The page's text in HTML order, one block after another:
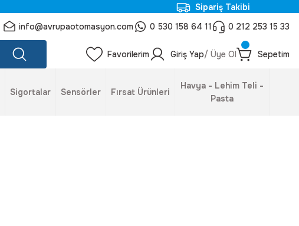
Sipariş Takibi
info@avrupaotomasyon.com 0 530 158 64 11 0 212 253 15 33
Favorilerim Giriş Yap/ Üye Ol Sepetim
Sigortalar Sensörler Fırsat Ürünleri
Havya - Lehim Teli -
Pasta